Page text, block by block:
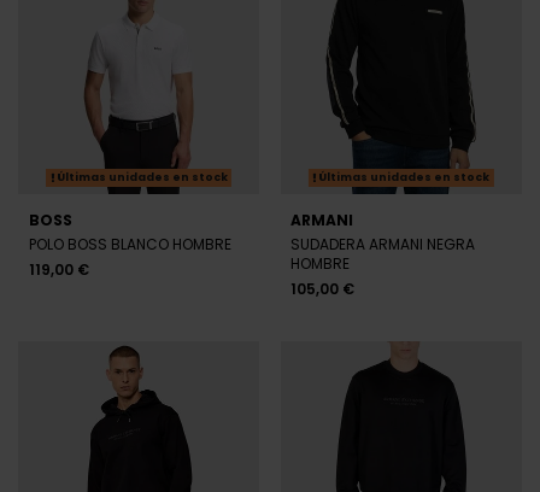
Últimas unidades en stock
BOSS
POLO BOSS BLANCO HOMBRE
119,00 €
Últimas unidades en stock
ARMANI
SUDADERA ARMANI NEGRA
HOMBRE
105,00 €